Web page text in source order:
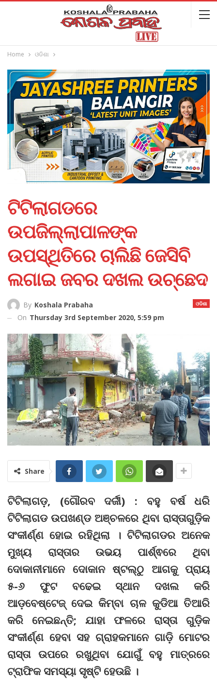
Home ଓଡିଶା
ଟିଟିଲାଗଡରେ
ଉପଜିଲ୍ଲାପାଳଙ୍କ
ଉପସ୍ଥିତିରେ ଚାଲିଛି ଜେସିବି
ଲଗାଇ ଜବର ଦଖଲ ଉଚ୍ଛେଦ
ଓଡିଶା
By Koshala Prabaha
On Thursday 3rd September 2020, 5:59 pm
Share
ଟିଟିଲାଗଡ଼, (ଗୌରବ ଦର୍ଜୀ) : ବହୁ ବର୍ଷ ଧରି
ଟିଟିଲାଗଡ ଉପଖଣ୍ଡ ଅଞ୍ଚଳରେ ଥିବା ରାସ୍ତାଗୁଡ଼ିକ
ସଂକୀର୍ଣ୍ଣ ହୋଇ ରହିଥିଲା । ଟିଟିଲାଗଡର ଅନେକ
ମୁଖ୍ୟ ରାସ୍ତାର ଉଭୟ ପାର୍ଶ୍ଵରେ ଥିବା
ଦୋକାନୀମାନେ ଦୋକାନ ଷ୍ଟଲ୍‌ଠୁ ଆଗକୁ ପ୍ରାୟ
୫-୬ ଫୁଟ ବଢେଇ ସ୍ଥାନ ଦଖଲ କରି
ଆଡ଼ବେଷ୍ଟେଜ୍‌ ଦେଇ କିମ୍ବା ଚାଳ କୁଡିଆ ତିଆରି
କରି ନେଇଛନ୍ତି; ଯାହା ଫଳରେ ରାସ୍ତା ଗୁଡ଼ିକ
ସଂକୀର୍ଣ୍ଣ ହେବା ସହ ଗ୍ରାହକମାନେ ଗାଡ଼ି ମୋଟର
ରାସ୍ତା ଉପରେ ରଖୁଥିବା ଯୋଗୁଁ ବହୁ ମାତ୍ରରେ
ଟ୍ରାଫିକ ସମସ୍ୟା ସୃଷ୍ଟି ହେଉଛି ।